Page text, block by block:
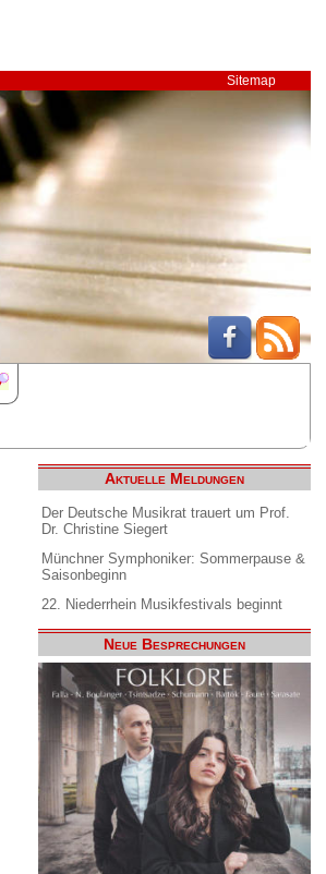
Sitemap
Aktuelle Meldungen
Der Deutsche Musikrat trauert um Prof.
Dr. Christine Siegert
Münchner Symphoniker: Sommerpause &
Saisonbeginn
22. Niederrhein Musikfestivals beginnt
Neue Besprechungen